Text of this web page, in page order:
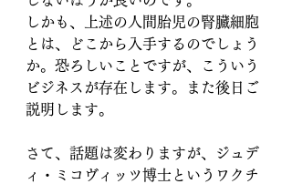
しかも、上述の人間胎児の腎臓細胞
とは、どこから入手するのでしょう
か。恐ろしいことですが、こういう
ビジネスが存在します。また後日ご
説明します。
さて、話題は変わりますが、ジュデ
ィ・ミコヴィッツ博士というワクチ